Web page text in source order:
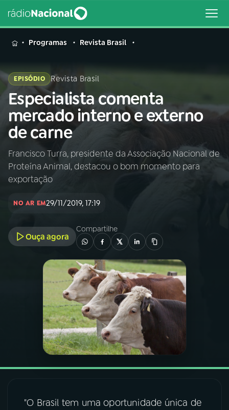
MENU
Buscar
na
Rádio
Nacional
Buscar
AO VIVO
INÍCIO
PROGRAMAS
PODCASTS
VIDEOCASTS
Programas Revista Brasil
EPISÓDIO Revista Brasil
Especialista comenta
mercado interno e externo
de carne
Francisco Turra, presidente da Associação Nacional de
Proteína Animal, destacou o bom momento para
exportação
NO AR EM29/11/2019, 17:19
Ouça agora
Compartilhe
"O Brasil tem uma oportunidade única de